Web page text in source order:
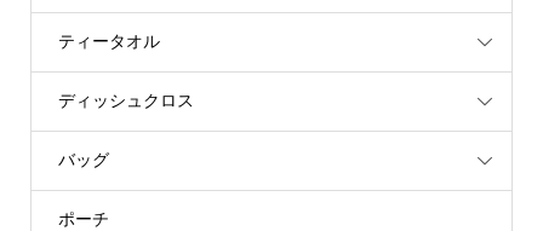
ティータオル
ディッシュクロス
バッグ
ポーチ